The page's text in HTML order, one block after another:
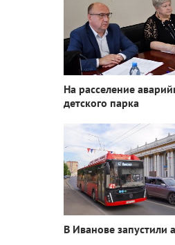
На расселение
детского парка
В Иванове